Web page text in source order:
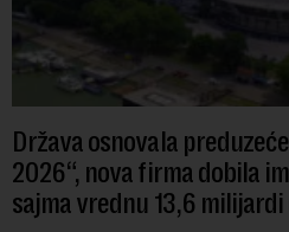
Država osnovala
2026“, nova firma dobila
sajma vrednu 13,6